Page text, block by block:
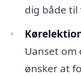
dig både
Uanset
ønsker at